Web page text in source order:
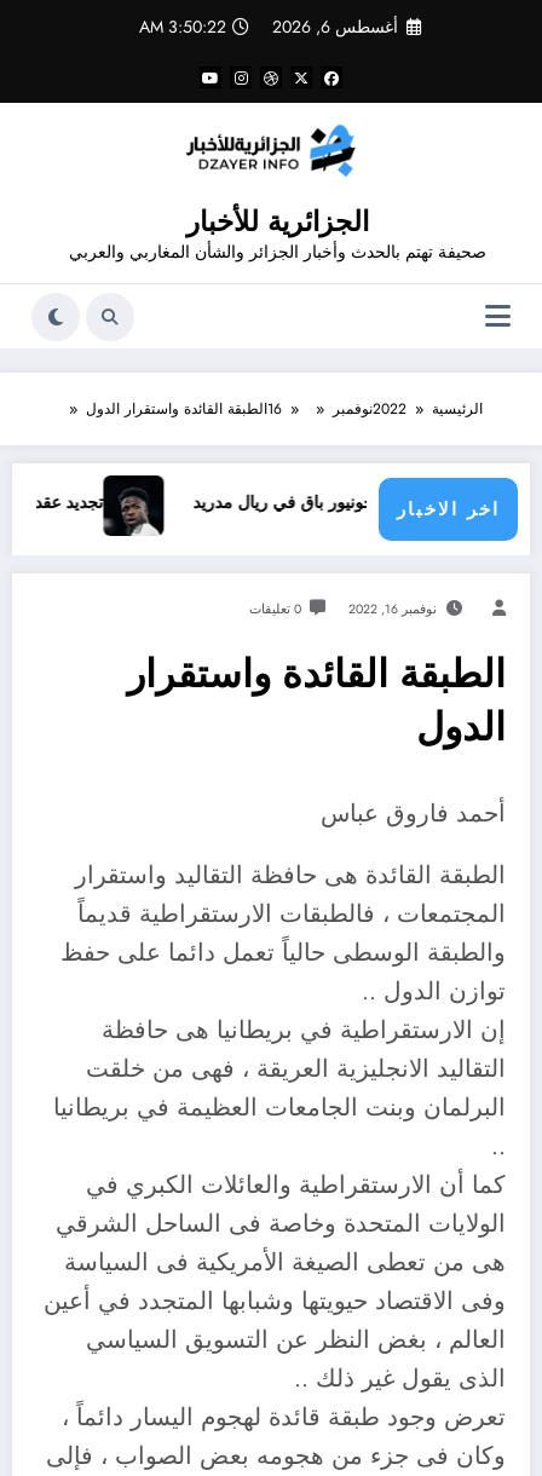
أغسطس 6, 2026 3:50:23 AM
الجزائرية للأخبار
صحيفة تهتم بالحدث وأخبار الجزائر والشأن المغاربي والعربي
الرئيسية 2022نوفمبر 16الطبقة القائدة واستقرار الدول
اخر الاخبار
جونيور باق في ريال مدريد تجديد عقد فينيسيوس .. الى اين
نوفمبر 16, 2022 0 تعليقات
الطبقة القائدة واستقرار
الدول
أحمد فاروق عباس
الطبقة القائدة هى حافظة التقاليد واستقرار
المجتمعات ، فالطبقات الارستقراطية قديماً
والطبقة الوسطى حالياً تعمل دائما على حفظ
توازن الدول ..
إن الارستقراطية في بريطانيا هى حافظة
التقاليد الانجليزية العريقة ، فهى من خلقت
البرلمان وبنت الجامعات العظيمة في بريطانيا
..
كما أن الارستقراطية والعائلات الكبري في
الولايات المتحدة وخاصة فى الساحل الشرقي
هى من تعطى الصيغة الأمريكية فى السياسة
وفى الاقتصاد حيويتها وشبابها المتجدد في أعين
العالم ، بغض النظر عن التسويق السياسي
الذى يقول غير ذلك ..
تعرض وجود طبقة قائدة لهجوم اليسار دائماً ،
وكان فى جزء من هجومه بعض الصواب ، فإلى